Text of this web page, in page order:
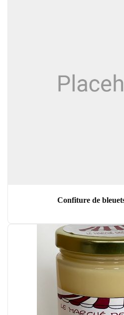
Confiture de